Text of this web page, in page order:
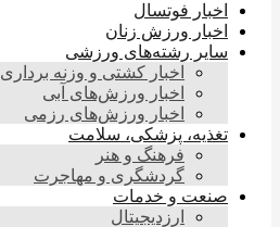
اخبار فوتسال
اخبار ورزش زنان
سایر رشته‌های ورزشی
اخبار کشتی و وزنه برداری
اخبار ورزش‌های آبی
اخبار ورزش‌های رزمی
تغذیه، پزشکی، سلامت
فرهنگ و هنر
گردشگری و مهاجرت
صنعت و خدمات
ارزدیجیتال